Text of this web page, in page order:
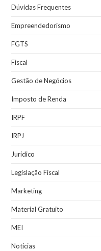
Dúvidas Frequentes
Empreendedorismo
FGTS
Fiscal
Gestão de Negócios
Imposto de Renda
IRPF
IRPJ
Jurídico
Legislação Fiscal
Marketing
Material Gratuito
MEI
Notícias